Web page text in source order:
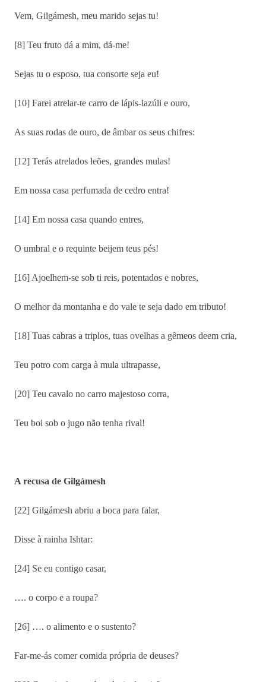
Vem, Gilgámesh, meu marido sejas tu!
[8] Teu fruto dá a mim, dá-me!
Sejas tu o esposo, tua consorte seja eu!
[10] Farei atrelar-te carro de lápis-lazúli e ouro,
As suas rodas de ouro, de âmbar os seus chifres:
[12] Terás atrelados leões, grandes mulas!
Em nossa casa perfumada de cedro entra!
[14] Em nossa casa quando entres,
O umbral e o requinte beijem teus pés!
[16] Ajoelhem-se sob ti reis, potentados e nobres,
O melhor da montanha e do vale te seja dado em tributo!
[18] Tuas cabras a triplos, tuas ovelhas a gêmeos deem cria,
Teu potro com carga à mula ultrapasse,
[20] Teu cavalo no carro majestoso corra,
Teu boi sob o jugo não tenha rival!
A recusa de Gilgámesh
[22] Gilgámesh abriu a boca para falar,
Disse à rainha Ishtar:
[24] Se eu contigo casar,
…. o corpo e a roupa?
[26] …. o alimento e o sustento?
Far-me-ás comer comida própria de deuses?